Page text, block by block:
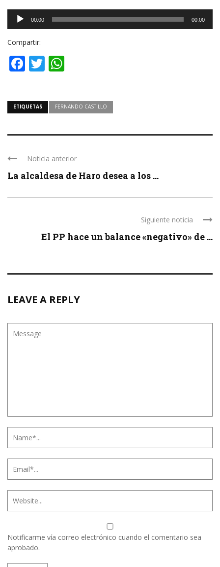
Reproductor
00:00 00:00
Compartir:
Facebook
Twitter
ETIQUETAS FERNANDO CASTILLO
Noticia anterior
La alcaldesa de Haro desea a los ...
Siguiente noticia
El PP hace un balance «negativo» de ...
LEAVE A REPLY
Notificarme vía correo electrónico cuando el comentario sea
aprobado.